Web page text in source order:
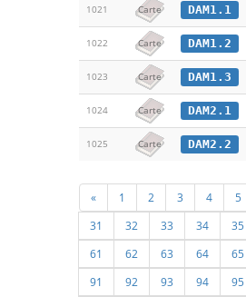
1021 Carte DAM1.1
1022 Carte DAM1.2
1023 Carte DAM1.3
1024 Carte DAM2.1
1025 Carte DAM2.2
« 1 2 3 4 5
31
32 33 34 35
61
62 63 64 65
91
92 93 94 95